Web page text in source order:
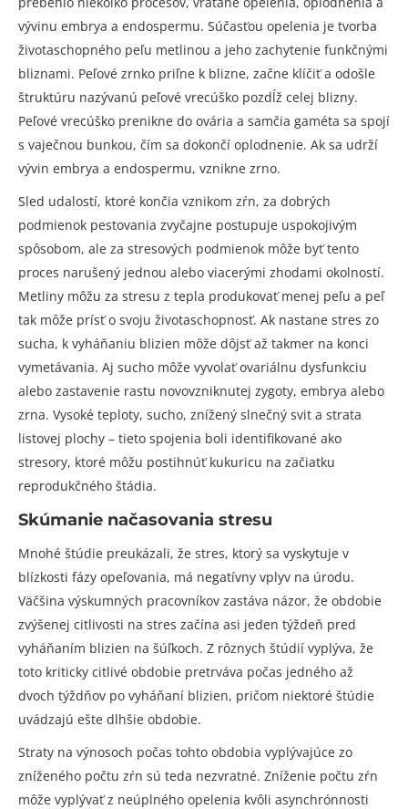
vývinu embrya a endospermu. Súčasťou opelenia je tvorba
životaschopného peľu metlinou a jeho zachytenie funkčnými
bliznami. Peľové zrnko priľne k blizne, začne klíčiť a odošle
štruktúru nazývanú peľové vrecúško pozdĺž celej blizny.
Peľové vrecúško prenikne do ovária a samčia gaméta sa spojí
s vaječnou bunkou, čím sa dokončí oplodnenie. Ak sa udrží
vývin embrya a endospermu, vznikne zrno.
Sled udalostí, ktoré končia vznikom zŕn, za dobrých
podmienok pestovania zvyčajne postupuje uspokojivým
spôsobom, ale za stresových podmienok môže byť tento
proces narušený jednou alebo viacerými zhodami okolností.
Metliny môžu za stresu z tepla produkovať menej peľu a peľ
tak môže prísť o svoju životaschopnosť. Ak nastane stres zo
sucha, k vyháňaniu blizien môže dôjsť až takmer na konci
vymetávania. Aj sucho môže vyvolať ovariálnu dysfunkciu
alebo zastavenie rastu novovzniknutej zygoty, embrya alebo
zrna. Vysoké teploty, sucho, znížený slnečný svit a strata
listovej plochy – tieto spojenia boli identifikované ako
stresory, ktoré môžu postihnúť kukuricu na začiatku
reprodukčného štádia.
Skúmanie načasovania stresu
Mnohé štúdie preukázali, že stres, ktorý sa vyskytuje v
blízkosti fázy opeľovania, má negatívny vplyv na úrodu.
Väčšina výskumných pracovníkov zastáva názor, že obdobie
zvýšenej citlivosti na stres začína asi jeden týždeň pred
vyháňaním blizien na šúľkoch. Z rôznych štúdií vyplýva, že
toto kriticky citlivé obdobie pretrváva počas jedného až
dvoch týždňov po vyháňaní blizien, pričom niektoré štúdie
uvádzajú ešte dlhšie obdobie.
Straty na výnosoch počas tohto obdobia vyplývajúce zo
zníženého počtu zŕn sú teda nezvratné. Zníženie počtu zŕn
môže vyplývať z neúplného opelenia kvôli asynchrónnosti